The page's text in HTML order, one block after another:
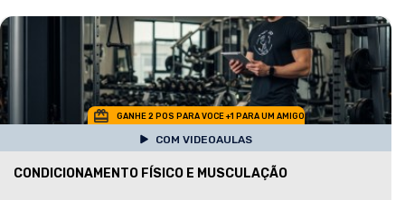
GANHE 2 POS PARA VOCE +1 PARA UM AMIGO
COM VIDEOAULAS
CONDICIONAMENTO FÍSICO E MUSCULAÇÃO